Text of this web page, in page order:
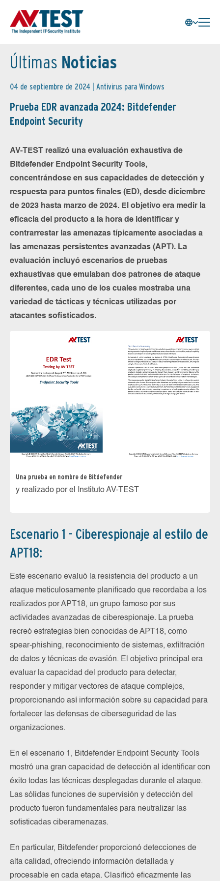
Últimas Noticias
04 de septiembre de 2024 | Antivirus para Windows
Prueba EDR avanzada 2024: Bitdefender
Endpoint Security
AV-TEST realizó una evaluación exhaustiva de
Bitdefender Endpoint Security Tools,
concentrándose en sus capacidades de detección y
respuesta para puntos finales (ED), desde diciembre
de 2023 hasta marzo de 2024. El objetivo era medir la
eficacia del producto a la hora de identificar y
contrarrestar las amenazas típicamente asociadas a
las amenazas persistentes avanzadas (APT). La
evaluación incluyó escenarios de pruebas
exhaustivas que emulaban dos patrones de ataque
diferentes, cada uno de los cuales mostraba una
variedad de tácticas y técnicas utilizadas por
atacantes sofisticados.
Una prueba en nombre de Bitdefender
y realizado por el Instituto AV-TEST
Escenario 1 - Ciberespionaje al estilo de
APT18:
Este escenario evaluó la resistencia del producto a un
ataque meticulosamente planificado que recordaba a los
realizados por APT18, un grupo famoso por sus
actividades avanzadas de ciberespionaje. La prueba
recreó estrategias bien conocidas de APT18, como
spear-phishing, reconocimiento de sistemas, exfiltración
de datos y técnicas de evasión. El objetivo principal era
evaluar la capacidad del producto para detectar,
responder y mitigar vectores de ataque complejos,
proporcionando así información sobre su capacidad para
fortalecer las defensas de ciberseguridad de las
organizaciones.
En el escenario 1, Bitdefender Endpoint Security Tools
mostró una gran capacidad de detección al identificar con
éxito todas las técnicas desplegadas durante el ataque.
Las sólidas funciones de supervisión y detección del
producto fueron fundamentales para neutralizar las
sofisticadas ciberamenazas.
En particular, Bitdefender proporcionó detecciones de
alta calidad, ofreciendo información detallada y
procesable en cada etapa. Clasificó eficazmente las